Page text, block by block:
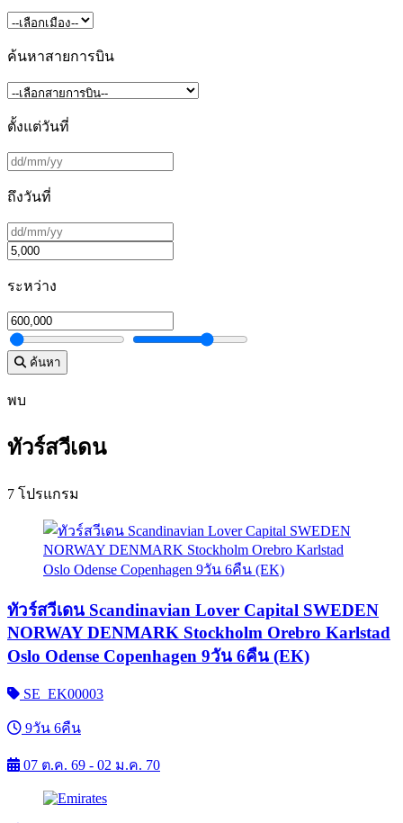
ค้นหาสายการบิน
ตั้งแต่วันที่
ถึงวันที่
ระหว่าง
ค้นหา
พบ
ทัวร์สวีเดน
7 โปรแกรม
ทัวร์สวีเดน Scandinavian Lover Capital SWEDEN
NORWAY DENMARK Stockholm Orebro Karlstad
Oslo Odense Copenhagen 9วัน 6คืน (EK)
SE_EK00003
9วัน 6คืน
07 ต.ค. 69 - 02 ม.ค. 70